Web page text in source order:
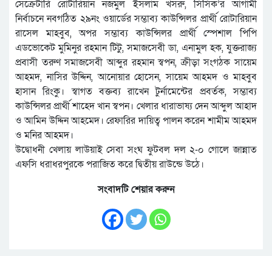
সেক্রেটারি রোটারিয়ান নজমুল ইসলাম খসরু, সিসিক’র আগামী
নির্বাচনে নবগঠিত ২৯নং ওয়ার্ডের সম্ভাব্য কাউন্সিলর প্রার্থী রোটারিয়ান
রাসেল মাহবুব, অপর সম্ভাব্য কাউন্সিলর প্রার্থী স্পেশাল পিপি
এডভোকেট মুমিনুর রহমান টিটু, সমাজসেবী ডা, এনামুল হক, যুক্তরাজ্য
প্রবাসী তরুণ সমাজসেবী আব্দুর রহমান স্বপন, ক্রীড়া সংগঠক সায়েম
আহমদ, নাসির উদ্দিন, আনোয়ার হোসেন, সায়েম আহমদ ও মাহবুব
হাসান রিংকু। স্বাগত বক্তব্য রাখেন টুর্নামেন্টের প্রবর্তক, সম্ভাব্য
কাউন্সিলর প্রার্থী শাহেদ খান স্বপন। খেলার ধারাভাষ্য দেন আব্দুল আহাদ
ও আমিন উদ্দিন আহমেদ। রেফারির দায়িত্ব পালন করেন শামীম আহমদ
ও মনির আহমদ।
উদ্বোধনী খেলায় লাউয়াই সেবা সংঘ ফুটবল দল ২-০ গোলে জান্নাত
এফসি ধরাধরপুরকে পরাজিত করে দ্বিতীয় রাউন্ডে উঠে।
সংবাদটি শেয়ার করুন